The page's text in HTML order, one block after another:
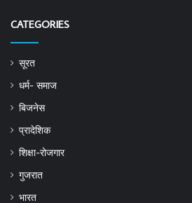
CATEGORIES
सूरत
धर्म- समाज
बिजनेस
प्रादेशिक
शिक्षा-रोजगार
गुजरात
भारत